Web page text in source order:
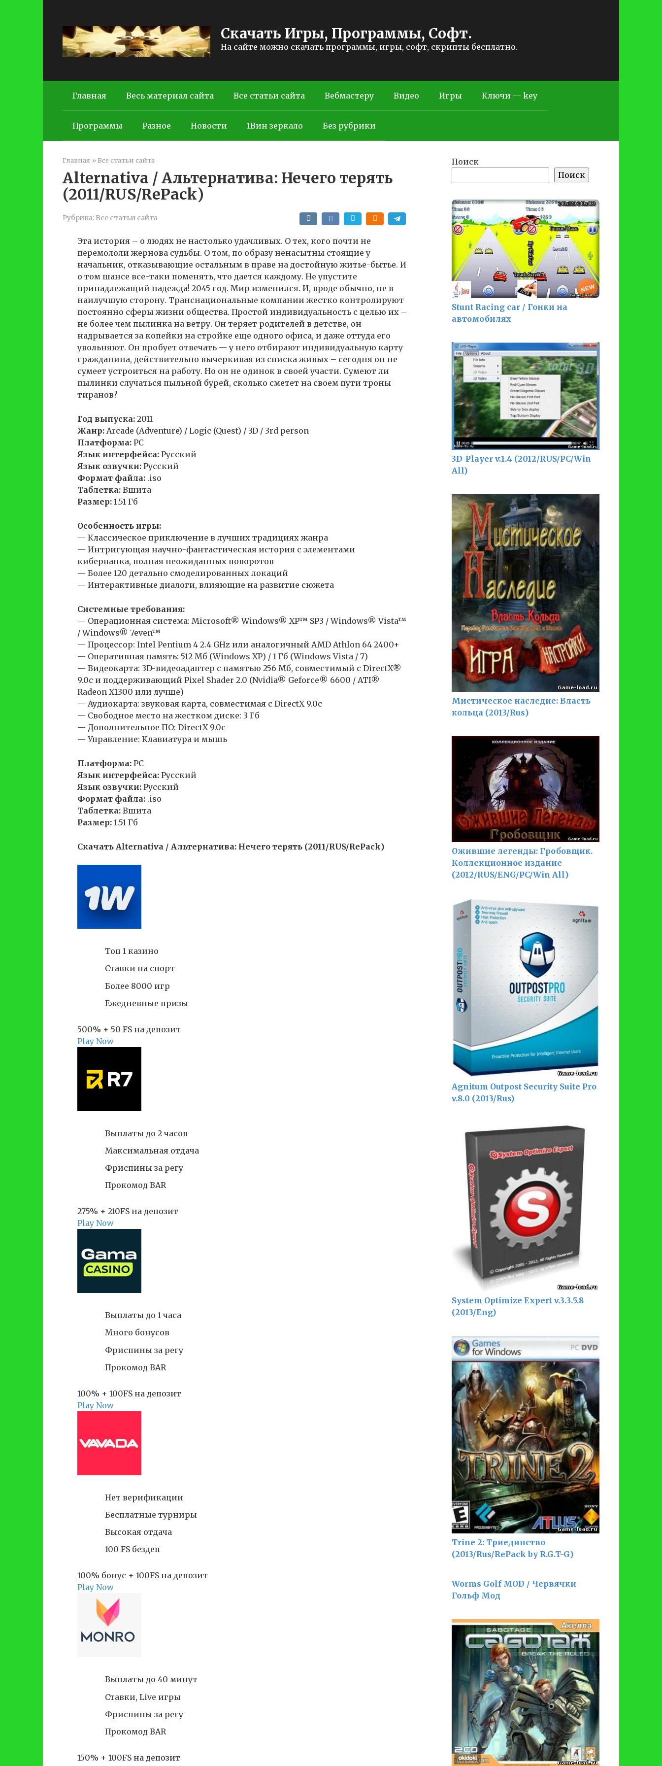
Скачать Игры, Программы, Софт.
На сайте можно скачать программы, игры, софт, скрипты бесплатно.
Главная Весь материал сайта Все статьи сайта Вебмастеру Видео Игры Ключи — key
Программы Разное Новости 1Вин зеркало Без рубрики
Главная »Все статьи сайта
Alternativa / Альтернатива: Нечего терять
(2011/RUS/RePack)
Рубрика: Все статьи сайта
Эта история – о людях не настолько удачливых. О тех, кого почти не
перемололи жернова судьбы. О том, по образу ненасытны стоящие у
начальник, отказывающие остальным в праве на достойную житье-бытье. И
о том шансе все-таки поменять, что дается каждому. Не упустите
принадлежащий надежда! 2045 год. Мир изменился. И, вроде обычно, не в
наилучшую сторону. Транснациональные компании жестко контролируют
постоянно сферы жизни общества. Простой индивидуальность с целью их –
не более чем пылинка на ветру. Он теряет родителей в детстве, он
надрывается за копейки на стройке еще одного офиса, и даже оттуда его
увольняют. Он пробует отвечать — у него отбирают индивидуальную карту
гражданина, действительно вычеркивая из списка живых – сегодня он не
сумеет устроиться на работу. Но он не одинок в своей участи. Сумеют ли
пылинки случаться пыльной бурей, сколько сметет на своем пути троны
тиранов?
Год выпуска: 2011
Жанр: Arcade (Adventure) / Logic (Quest) / 3D / 3rd person
Платформа: PC
Язык интерфейса: Русский
Язык озвучки: Русский
Формат файла: .iso
Таблетка: Вшита
Размер: 1.51 Гб
Особенность игры:
— Классическое приключение в лучших традициях жанра
— Интригующая научно-фантастическая история с элементами
киберпанка, полная неожиданных поворотов
— Более 120 детально смоделированных локаций
— Интерактивные диалоги, влияющие на развитие сюжета
Системные требования:
— Операционная система: Microsoft® Windows® XP™ SP3 / Windows® Vista™
/ Windows® 7even™
— Процессор: Intel Pentium 4 2.4 GHz или аналогичный AMD Athlon 64 2400+
— Оперативная память: 512 Мб (Windows XP) / 1 Гб (Windows Vista / 7)
— Видеокарта: 3D-видеоадаптер с памятью 256 Мб, совместимый с DirectX®
9.0с и поддерживающий Pixel Shader 2.0 (Nvidia® Geforce® 6600 / ATI®
Radeon Х1300 или лучше)
— Аудиокарта: звуковая карта, совместимая с DirectX 9.0c
— Свободное место на жестком диске: 3 Гб
— Дополнительное ПО: DirectX 9.0c
— Управление: Клавиатура и мышь
Платформа: PC
Язык интерфейса: Русский
Язык озвучки: Русский
Формат файла: .iso
Таблетка: Вшита
Размер: 1.51 Гб
Скачать Alternativa / Альтернатива: Нечего терять (2011/RUS/RePack)
Топ 1 казино
Ставки на спорт
Более 8000 игр
Ежедневные призы
500% + 50 FS на депозит
Play Now
Выплаты до 2 часов
Максимальная отдача
Фриспины за регу
Прокомод BAR
275% + 210FS на депозит
Play Now
Выплаты до 1 часа
Много бонусов
Фриспины за регу
Прокомод BAR
100% + 100FS на депозит
Play Now
Нет верификации
Бесплатные турниры
Высокая отдача
100 FS бездеп
100% бонус + 100FS на депозит
Play Now
Выплаты до 40 минут
Ставки, Live игры
Фриспины за регу
Прокомод BAR
150% + 100FS на депозит
Поиск
Поиск
Stunt Racing car / Гонки на
автомобилях
3D-Player v.1.4 (2012/RUS/PC/Win
All)
Мистическое наследие: Власть
кольца (2013/Rus)
Ожившие легенды: Гробовщик.
Коллекционное издание
(2012/RUS/ENG/PC/Win All)
Agnitum Outpost Security Suite Pro
v.8.0 (2013/Rus)
System Optimize Expert v.3.3.5.8
(2013/Eng)
Trine 2: Триединство
(2013/Rus/RePack by R.G.T-G)
Worms Golf MOD / Червячки
Гольф Мод